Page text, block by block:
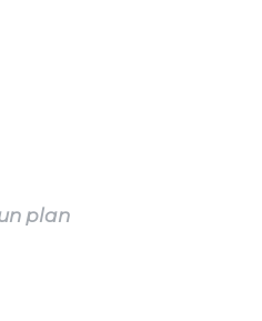
plan